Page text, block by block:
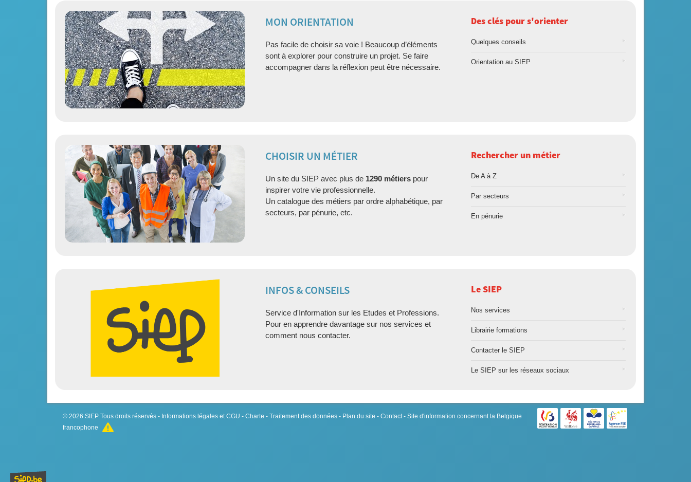
MON ORIENTATION
Pas facile de choisir sa voie ! Beaucoup d’éléments
sont à explorer pour construire un projet. Se faire
accompagner dans la réflexion peut être nécessaire.
Des clés pour s'orienter
Quelques conseils
Orientation au SIEP
CHOISIR UN MÉTIER
Un site du SIEP avec plus de 1290 métierspour
inspirer votre vie professionnelle.
Un catalogue des métiers par ordre alphabétique, par
secteurs, par pénurie, etc.
Rechercher un métier
De A à Z
Par secteurs
En pénurie
INFOS & CONSEILS
Service d'Information sur les Etudes et Professions.
Pour en apprendre davantage sur nos services et
comment nous contacter.
Le SIEP
Nos services
Librairie formations
Contacter le SIEP
Le SIEP sur les réseaux sociaux
© 2026 SIEP Tous droits réservés - Informations légales et CGU - Charte - Traitement des données - Plan du site - Contact- Site d'information concernant la Belgique
francophone